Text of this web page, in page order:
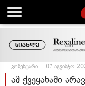
კომენტარი 07 აგვისტო
ამ ქვეყანაში